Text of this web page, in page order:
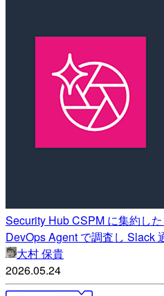
Security Hub CSPM に集約し
DevOps Agent で調査し Slack
大村 保貴
2026.05.24